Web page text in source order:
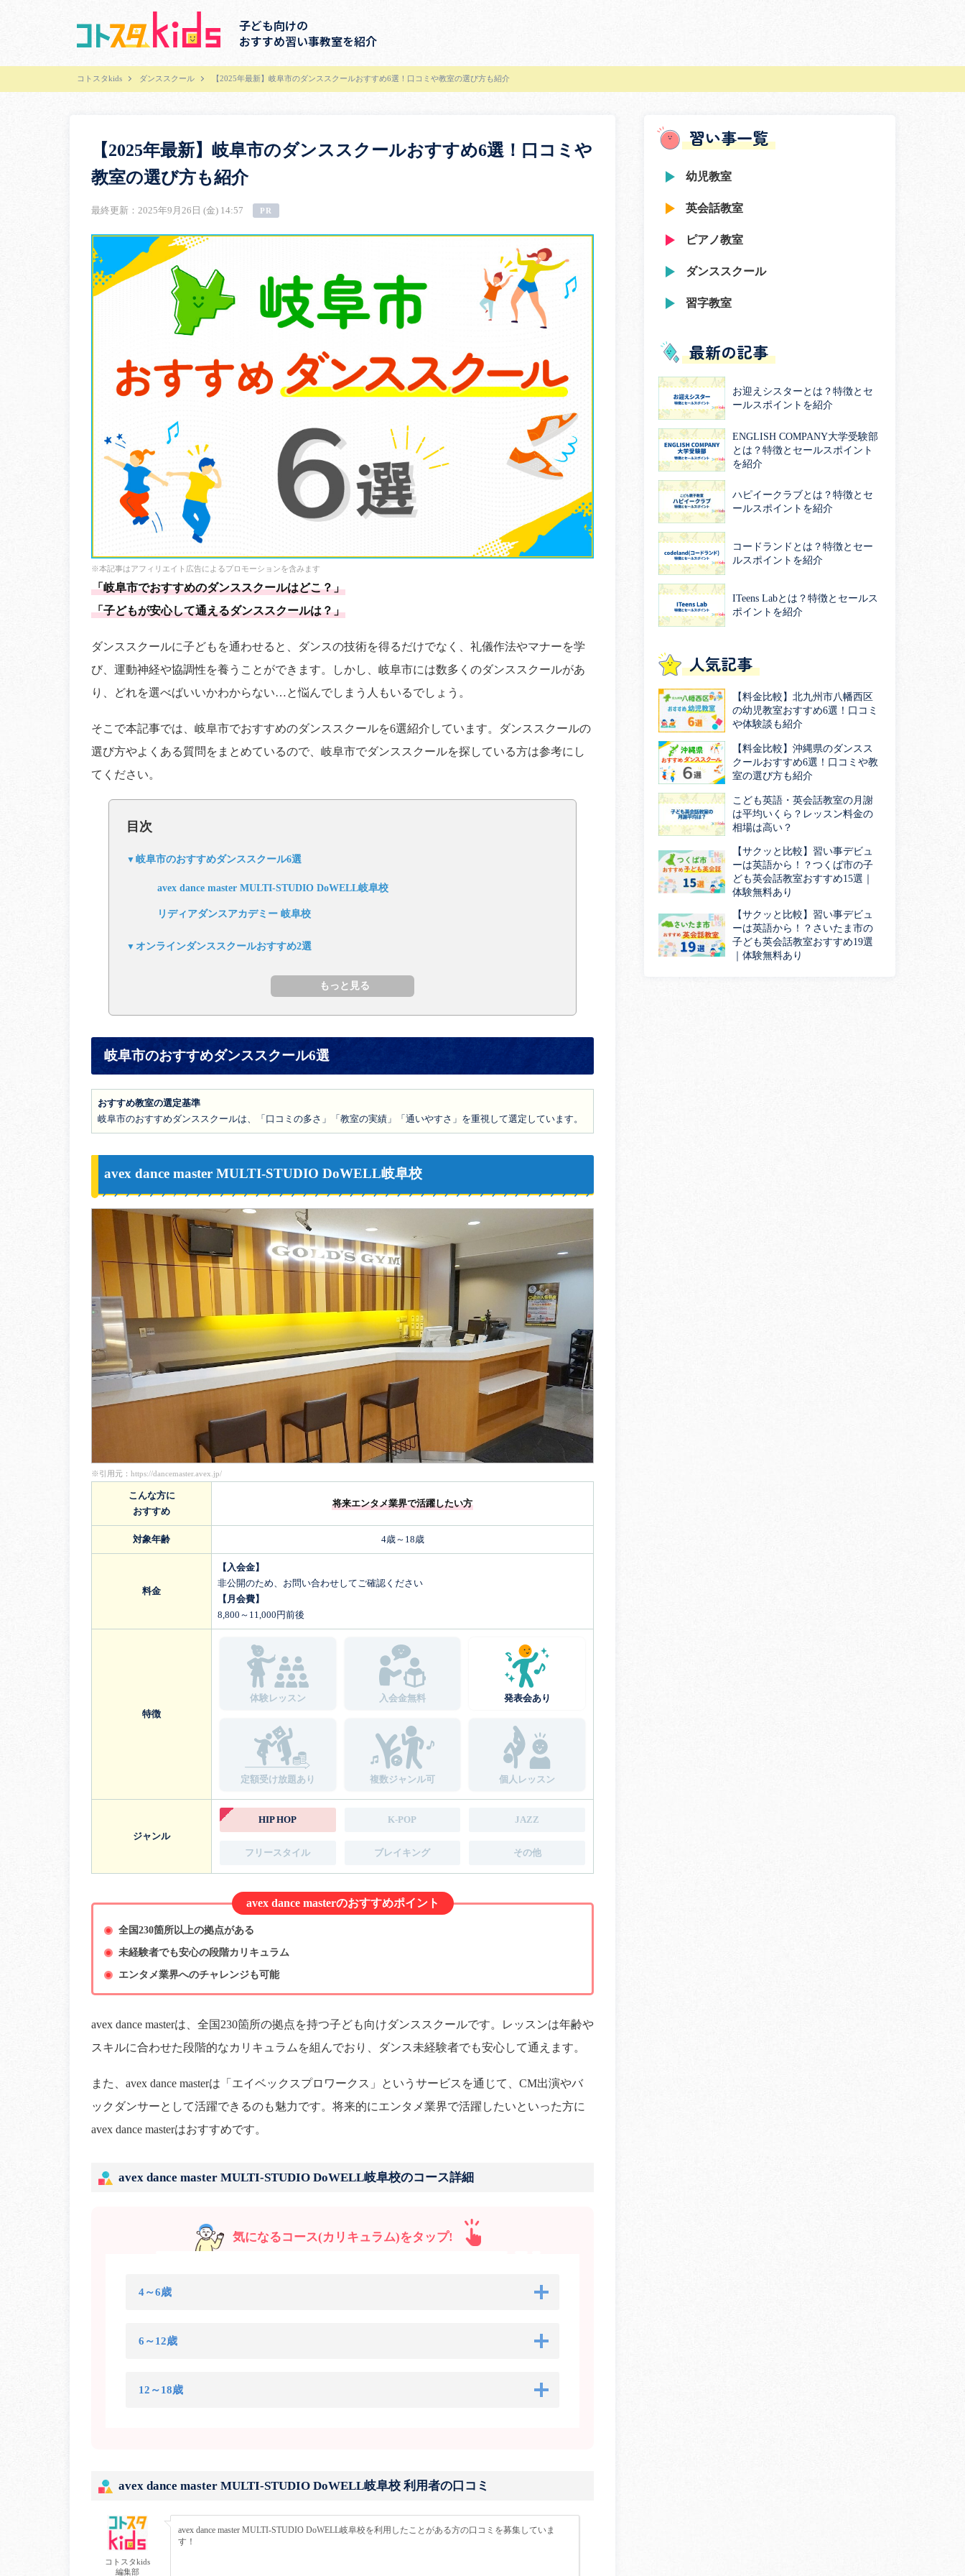
子ども向けの
おすすめ習い事教室を紹介
コトスタkids ダンススクール 【2025年最新】岐阜市のダンススクールおすすめ6選！口コミや教室の選び方も紹介
【2025年最新】岐阜市のダンススクールおすすめ6選！口コミや
教室の選び方も紹介
最終更新：2025年9月26日 (金) 14:57 PR
※本記事はアフィリエイト広告によるプロモーションを含みます
「岐阜市でおすすめのダンススクールはどこ？」
「子どもが安心して通えるダンススクールは？」
ダンススクールに子どもを通わせると、ダンスの技術を得るだけでなく、礼儀作法やマナーを学
び、運動神経や協調性を養うことができます。しかし、岐阜市には数多くのダンススクールがあ
り、どれを選べばいいかわからない…と悩んでしまう人もいるでしょう。
そこで本記事では、岐阜市でおすすめのダンススクールを6選紹介しています。ダンススクールの
選び方やよくある質問をまとめているので、岐阜市でダンススクールを探している方は参考にし
てください。
目次
岐阜市のおすすめダンススクール6選
avex dance master MULTI-STUDIO DoWELL岐阜校
リディアダンスアカデミー 岐阜校
オンラインダンススクールおすすめ2選
岐阜市のおすすめダンススクール6選
おすすめ教室の選定基準
岐阜市のおすすめダンススクールは、「口コミの多さ」「教室の実績」「通いやすさ」を重視して選定しています。
avex dance master MULTI-STUDIO DoWELL岐阜校
※引用元： https://dancemaster.avex.jp/
こんな方に
おすすめ
将来エンタメ業界で活躍したい方
対象年齢 4歳～18歳
料金
【入会金】
非公開のため、お問い合わせしてご確認ください
【月会費】
8,800～11,000円前後
特徴
体験レッスン 入会金無料 発表会あり
定額受け放題あり 複数ジャンル可 個人レッスン
ジャンル
HIP HOP K-POP JAZZ
フリースタイル ブレイキング その他
avex dance masterのおすすめポイント
全国230箇所以上の拠点がある
未経験者でも安心の段階カリキュラム
エンタメ業界へのチャレンジも可能
avex dance masterは、全国230箇所の拠点を持つ子ども向けダンススクールです。レッスンは年齢や
スキルに合わせた段階的なカリキュラムを組んでおり、ダンス未経験者でも安心して通えます。
また、avex dance masterは「エイベックスプロワークス」というサービスを通じて、CM出演やバ
ックダンサーとして活躍できるのも魅力です。将来的にエンタメ業界で活躍したいといった方に
avex dance masterはおすすめです。
avex dance master MULTI-STUDIO DoWELL岐阜校のコース詳細
気になるコース(カリキュラム)をタップ!
4～6歳
6～12歳
12～18歳
avex dance master MULTI-STUDIO DoWELL岐阜校 利用者の口コミ
コトスタkids
編集部
avex dance master MULTI-STUDIO DoWELL岐阜校を利用したことがある方の口コミを募集していま
す！
習い事一覧
幼児教室
英会話教室
ピアノ教室
ダンススクール
習字教室
最新の記事
お迎えシスターとは？特徴とセ
ールスポイントを紹介
ENGLISH COMPANY大学受験部
とは？特徴とセールスポイント
を紹介
ハピイークラブとは？特徴とセ
ールスポイントを紹介
コードランドとは？特徴とセー
ルスポイントを紹介
ITeens Labとは？特徴とセールス
ポイントを紹介
人気記事
【料金比較】北九州市八幡西区
の幼児教室おすすめ6選！口コミ
や体験談も紹介
【料金比較】沖縄県のダンスス
クールおすすめ6選！口コミや教
室の選び方も紹介
こども英語・英会話教室の月謝
は平均いくら？レッスン料金の
相場は高い？
【サクッと比較】習い事デビュ
ーは英語から！？つくば市の子
ども英会話教室おすすめ15選｜
体験無料あり
【サクッと比較】習い事デビュ
ーは英語から！？さいたま市の
子ども英会話教室おすすめ19選
｜体験無料あり